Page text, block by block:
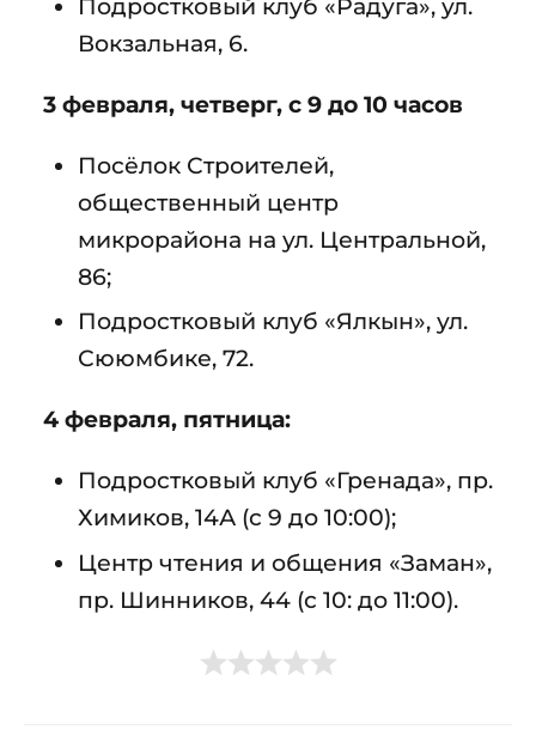
Подростковый клуб «Радуга», ул.
Вокзальная, 6.
3 февраля, четверг, с 9 до 10 часов
Посёлок Строителей,
общественный центр
микрорайона на ул. Центральной,
86;
Подростковый клуб «Ялкын», ул.
Сююмбике, 72.
4 февраля, пятница:
Подростковый клуб «Гренада», пр.
Химиков, 14А (с 9 до 10:00);
Центр чтения и общения «Заман»,
пр. Шинников, 44 (с 10: до 11:00).